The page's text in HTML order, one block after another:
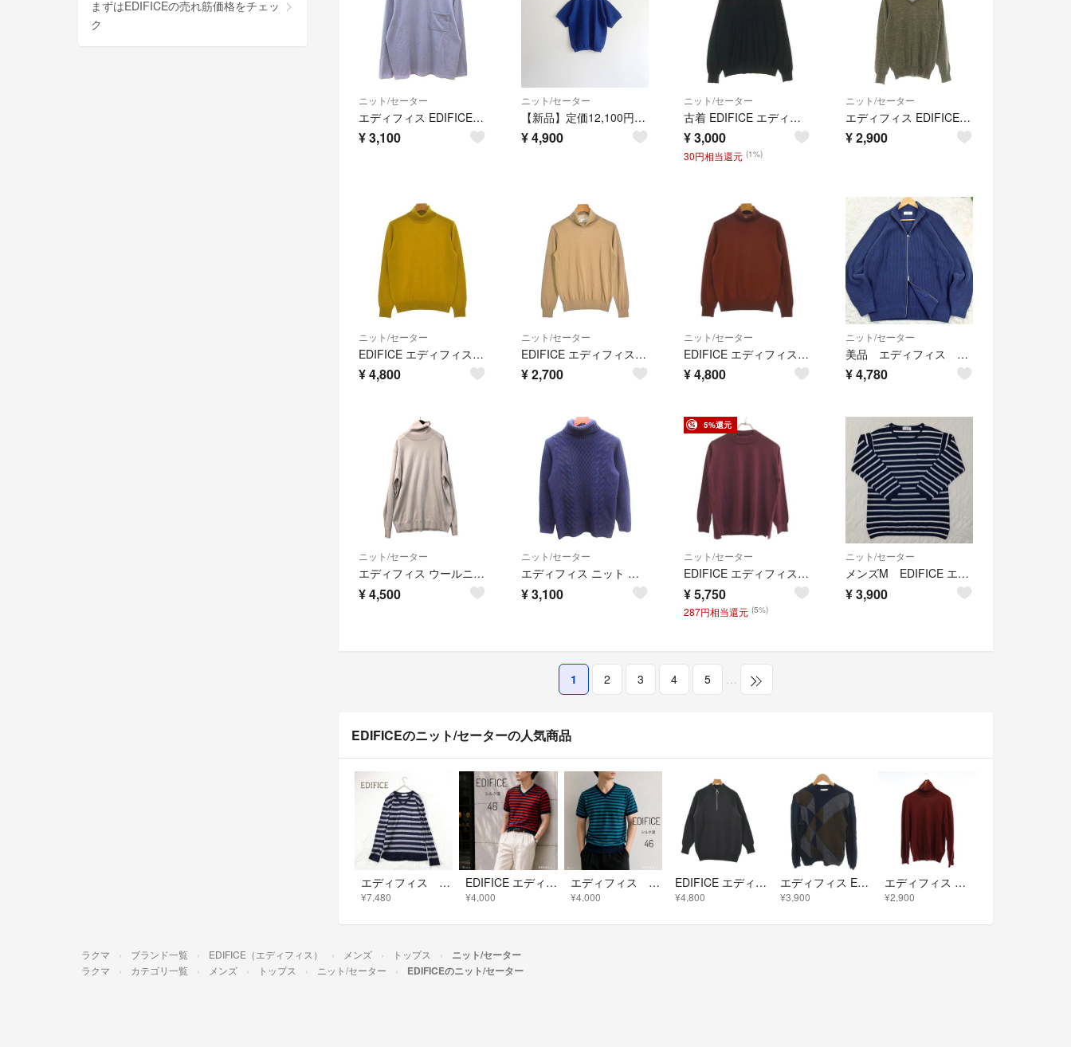
ニット/セーター
エディフィス EDIFICE ニット セーター 長袖 カシミヤ 紫 パープル
¥3,100
ニット/セーター
【新品】定価12,100円 EDIFICE ドライメッシュニットTシャツ M
¥4,900
ニット/セーター
古着 EDIFICE エディフィス 長袖 タートルネック セーター S ブラック メンズ
¥3,000
30円相当還元 (1%)
ニット/セーター
エディフィス EDIFICE ウールVネックニット セーター 長袖 38
¥2,900
ニット/セーター
EDIFICE エディフィス ニット・セーター S 黄 【古着】【中古】【送料無料】
¥4,800
ニット/セーター
EDIFICE エディフィス ニット・セーター S 茶 【古着】【中古】【送料無料】
¥2,700
ニット/セーター
EDIFICE エディフィス ニット・セーター M 茶 【古着】【中古】【送料無料】
¥4,800
ニット/セーター
美品 エディフィス ドライバーズニット ハイネック ダブルジップ L ネイビー
¥4,780
ニット/セーター
エディフィス ウールニット タートルネック パープル【AFB5】
¥4,500
ニット/セーター
エディフィス ニット セーター タートルネック ケーブル ウール 長袖 48 紫
¥3,100
5%還元
ニット/セーター
EDIFICE エディフィス MULTI FUNCTION モックネックニット 25-080-300-1013 ボルド S
¥5,750
287円相当還元 (5%)
ニット/セーター
メンズM EDIFICE エディフィス ニット 紺/白
¥3,900
1 2 3 4 5 …
EDIFICEのニット/セーターの人気商品
エディフィス L 長袖 カットソー ボーダー柄 総柄 Ｖネック ウール100
¥7,480
EDIFICE エディフィス シルク混 ボーダー Vネック 半袖ニット 46
¥4,000
エディフィス シルク混 ボーダーVネック半袖ニット 46 グリーン
¥4,000
EDIFICE エディフィス ニット・セーター M グレー 【古着】【中古】【送料無料】
¥4,800
エディフィス EDIFICE ラッピンノット コラボ ニット セーター M 紺
¥3,900
エディフィス ニット セーター L 赤 タートルネック 長袖 /JP47
¥2,900
まずはEDIFICEの売れ筋価格をチェッ
ク
ラクマ ブランド一覧 EDIFICE（エディフィス） メンズ トップス ニット/セーター
ラクマ カテゴリ一覧 メンズ トップス ニット/セーター EDIFICEのニット/セーター